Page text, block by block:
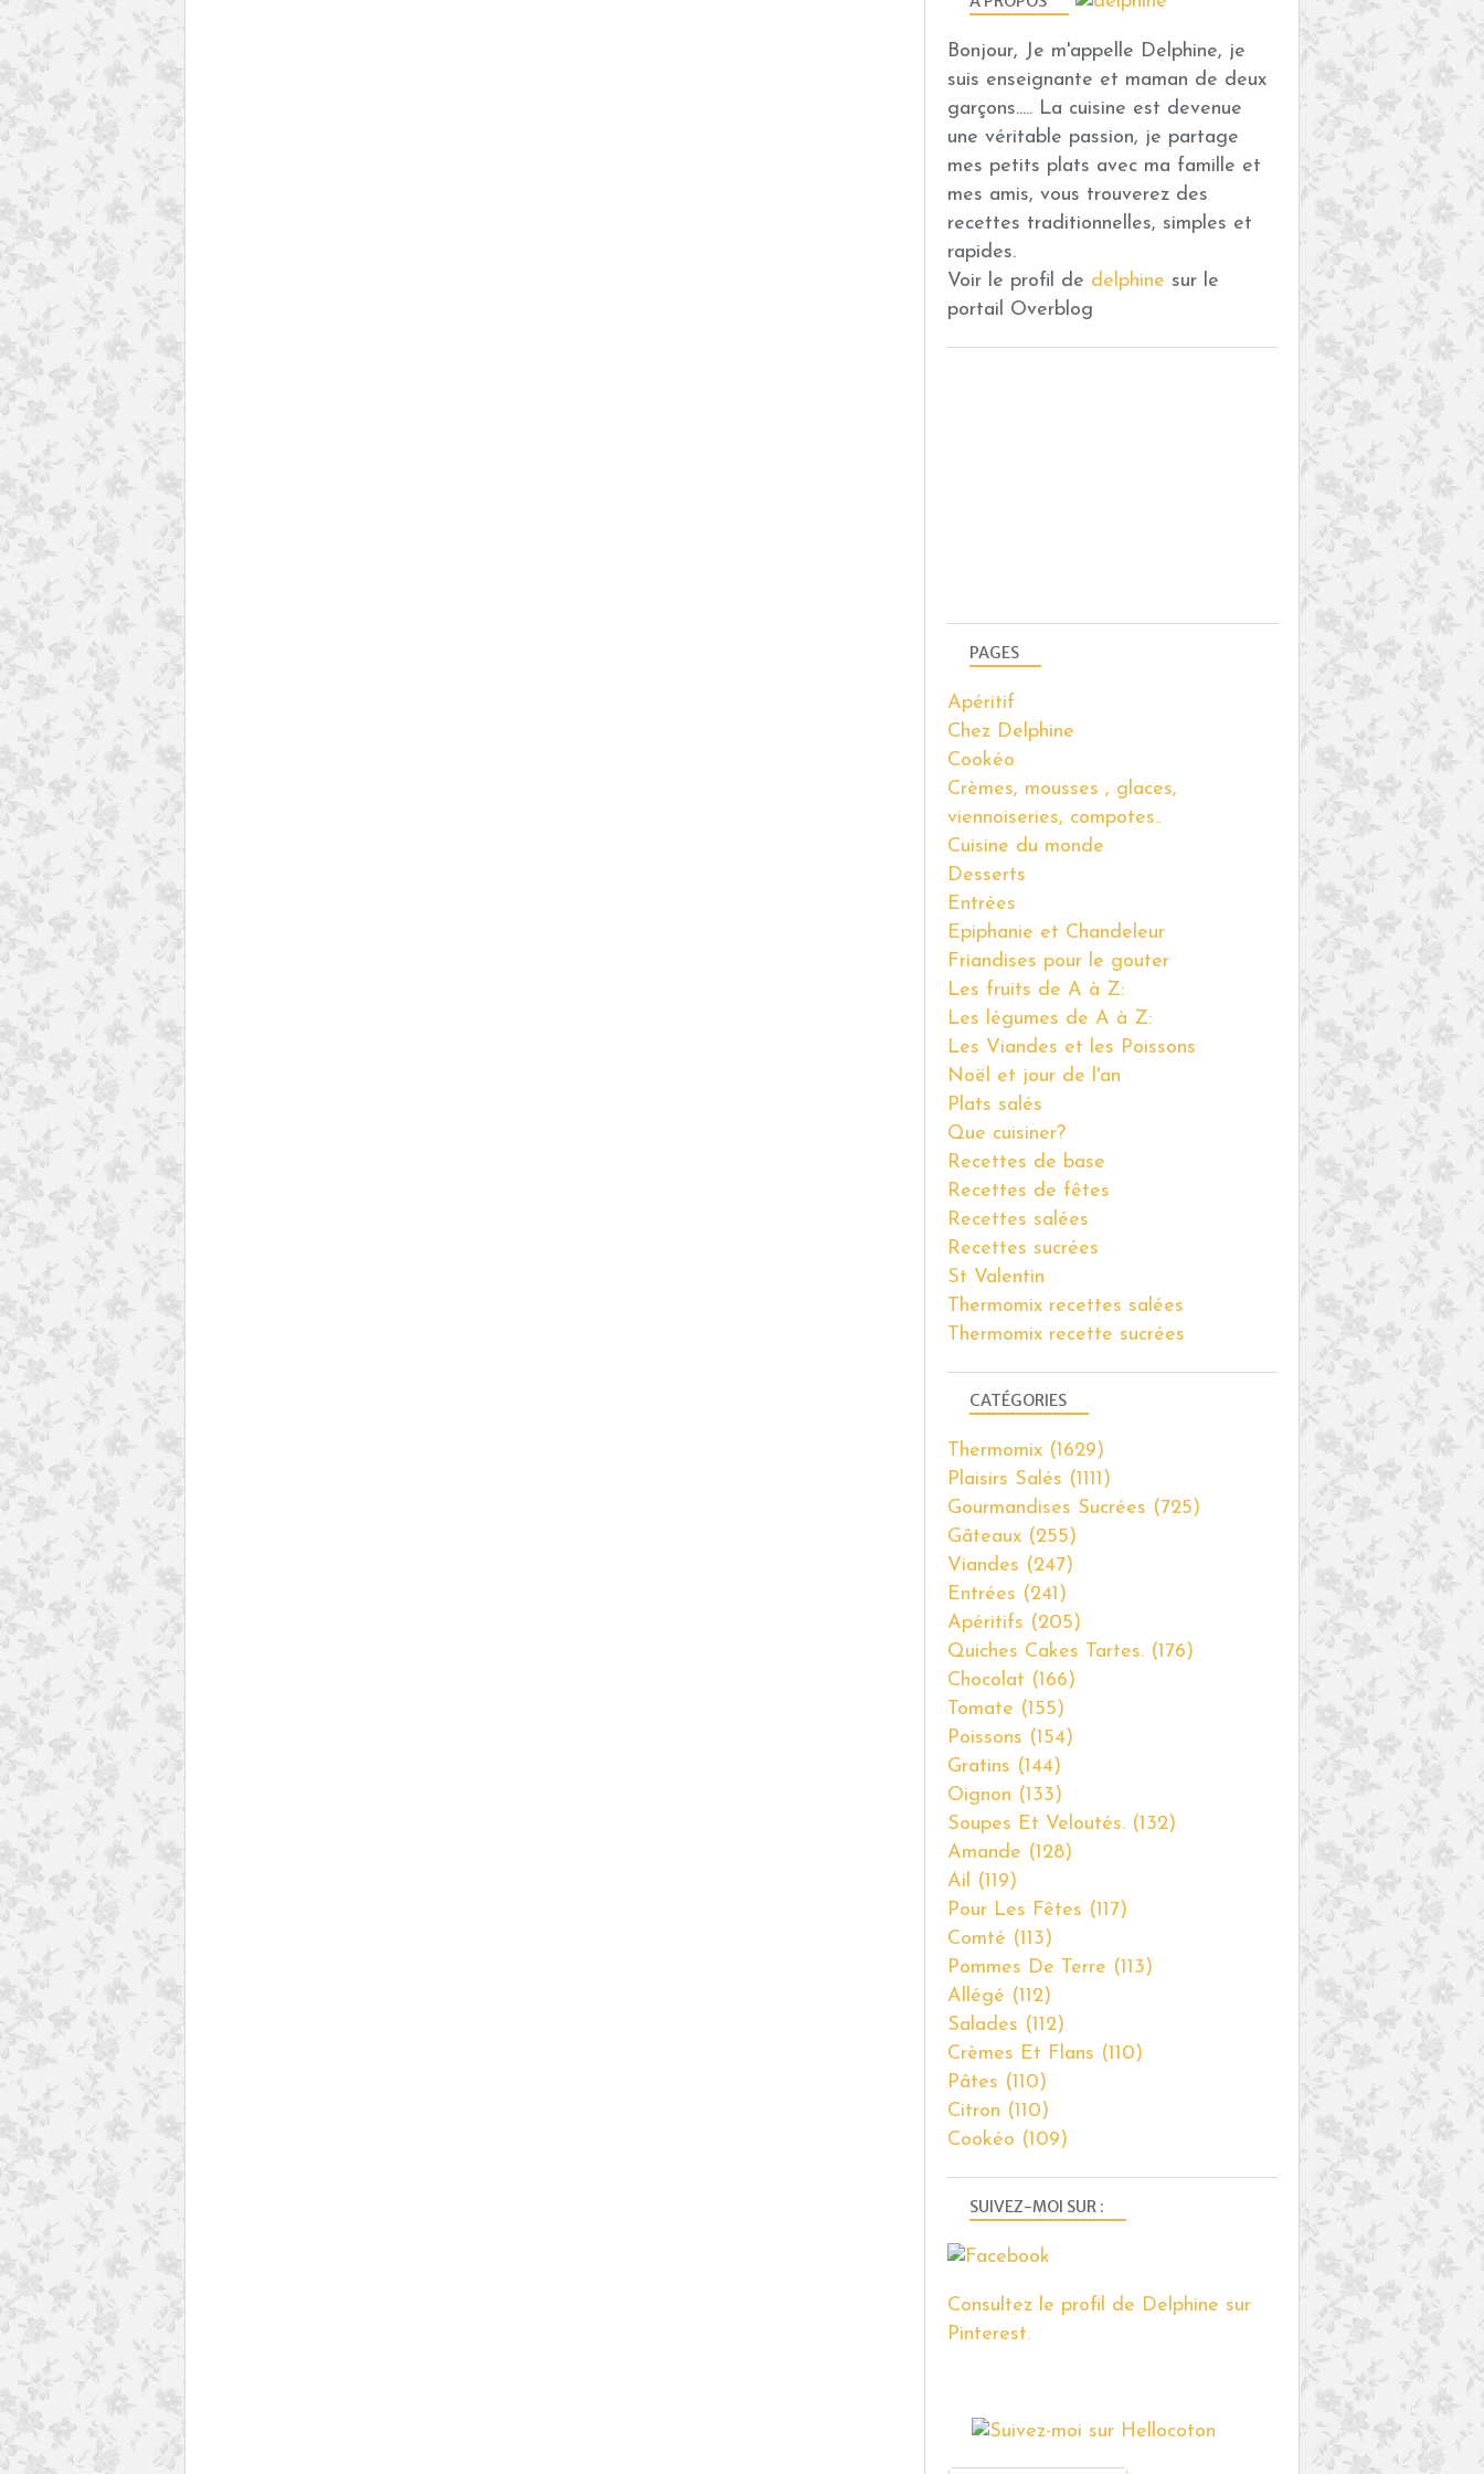
Bonjour, Je m'appelle Delphine, je
suis enseignante et maman de deux
garçons..... La cuisine est devenue
une véritable passion, je partage
mes petits plats avec ma famille et
mes amis, vous trouverez des
recettes traditionnelles, simples et
rapides.
Voir le profil de delphine sur le
portail Overblog
PAGES
Apéritif
Chez Delphine
Cookéo
Crèmes, mousses , glaces,
viennoiseries, compotes..
Cuisine du monde
Desserts
Entrées
Epiphanie et Chandeleur
Friandises pour le gouter
Les fruits de A à Z:
Les légumes de A à Z:
Les Viandes et les Poissons
Noël et jour de l'an
Plats salés
Que cuisiner?
Recettes de base
Recettes de fêtes
Recettes salées
Recettes sucrées
St Valentin
Thermomix recettes salées
Thermomix recette sucrées
CATÉGORIES
Thermomix (1629)
Plaisirs Salés (1111)
Gourmandises Sucrées (725)
Gâteaux (255)
Viandes (247)
Entrées (241)
Apéritifs (205)
Quiches Cakes Tartes. (176)
Chocolat (166)
Tomate (155)
Poissons (154)
Gratins (144)
Oignon (133)
Soupes Et Veloutés. (132)
Amande (128)
Ail (119)
Pour Les Fêtes (117)
Comté (113)
Pommes De Terre (113)
Allégé (112)
Salades (112)
Crèmes Et Flans (110)
Pâtes (110)
Citron (110)
Cookéo (109)
SUIVEZ-MOI SUR :
Consultez le profil de Delphine sur
Pinterest.